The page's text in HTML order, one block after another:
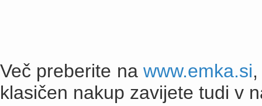
Več preberite nawww.emka.si
klasičen nakup zavijete tudi v